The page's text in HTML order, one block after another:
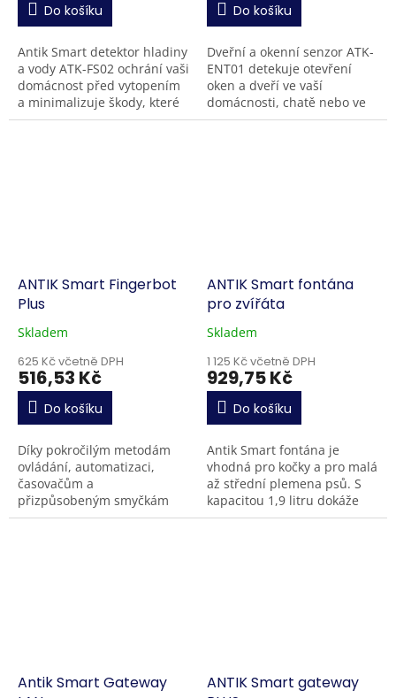
Do košíku
Antik Smart detektor hladiny
a vody ATK-FS02 ochrání vaši
domácnost před vytopením
a minimalizuje škody, které
byste mohli způsobit sobě
Do košíku
Dveřní a okenní senzor ATK-
ENT01 detekuje otevření
oken a dveří ve vaší
domácnosti, chatě nebo ve
firmě. Senzor se jednoduše
ANTIK Smart Fingerbot
Plus
Skladem
625 Kč včetně DPH
516,53 Kč
Do košíku
Díky pokročilým metodám
ovládání, automatizaci,
časovačům a
přizpůsobeným smyčkám
může být ANTIK Fingerbot
ANTIK Smart fontána
pro zvířáta
Skladem
1 125 Kč včetně DPH
929,75 Kč
Do košíku
Antik Smart fontána je
vhodná pro kočky a pro malá
až střední plemena psů. S
kapacitou 1,9 litru dokáže
zajistit čistou vodu pro vaše
Antik Smart Gateway
ANTIK Smart gateway